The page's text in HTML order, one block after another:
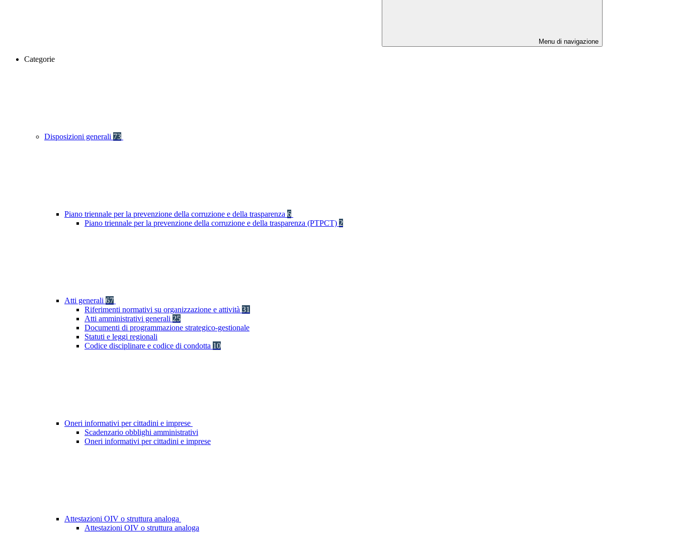
Menu di navigazione
Categorie
Disposizioni generali 73
Piano triennale per la prevenzione della corruzione e della trasparenza 6
Piano triennale per la prevenzione della corruzione e della trasparenza (PTPCT) 2
Atti generali 67
Riferimenti normativi su organizzazione e attività 31
Atti amministrativi generali 25
Documenti di programmazione strategico-gestionale
Statuti e leggi regionali
Codice disciplinare e codice di condotta 10
Oneri informativi per cittadini e imprese
Scadenzario obblighi amministrativi
Oneri informativi per cittadini e imprese
Attestazioni OIV o struttura analoga
Attestazioni OIV o struttura analoga